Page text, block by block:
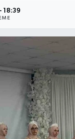
18:39